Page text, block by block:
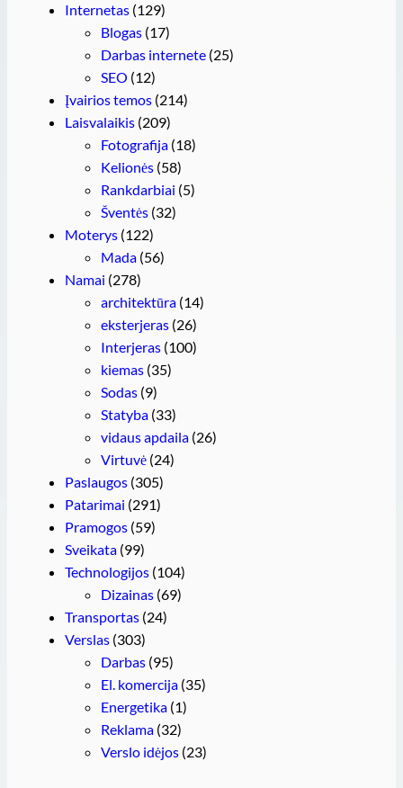
Internetas (129)
Blogas (17)
Darbas internete (25)
SEO (12)
Įvairios temos (214)
Laisvalaikis (209)
Fotografija (18)
Kelionės (58)
Rankdarbiai (5)
Šventės (32)
Moterys (122)
Mada (56)
Namai (278)
architektūra (14)
eksterjeras (26)
Interjeras (100)
kiemas (35)
Sodas (9)
Statyba (33)
vidaus apdaila (26)
Virtuvė (24)
Paslaugos (305)
Patarimai (291)
Pramogos (59)
Sveikata (99)
Technologijos (104)
Dizainas (69)
Transportas (24)
Verslas (303)
Darbas (95)
El. komercija (35)
Energetika (1)
Reklama (32)
Verslo idėjos (23)